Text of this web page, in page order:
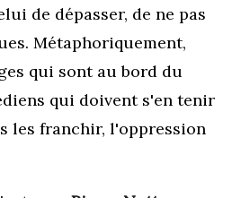
de dépasser, de ne pas
Métaphoriquement,
qui sont au bord du
qui doivent s'en tenir
les franchir, l'oppression